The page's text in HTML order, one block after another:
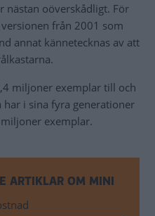
nästan oöverskådligt. För
från 2001 som
annat kännetecknas av att
miljoner exemplar till och
i sina fyra generationer
exemplar.
ARTIKLAR OM MINI